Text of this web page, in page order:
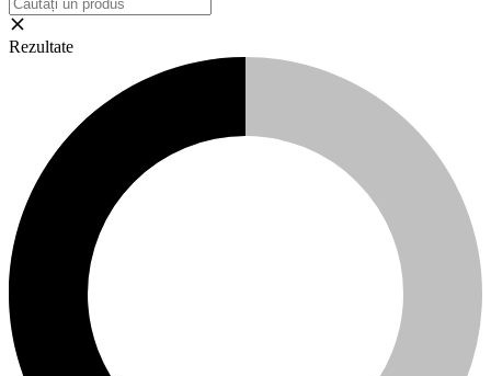
Rezultate